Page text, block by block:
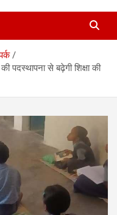
पदस्थापना से बढ़ेगी शिक्षा की